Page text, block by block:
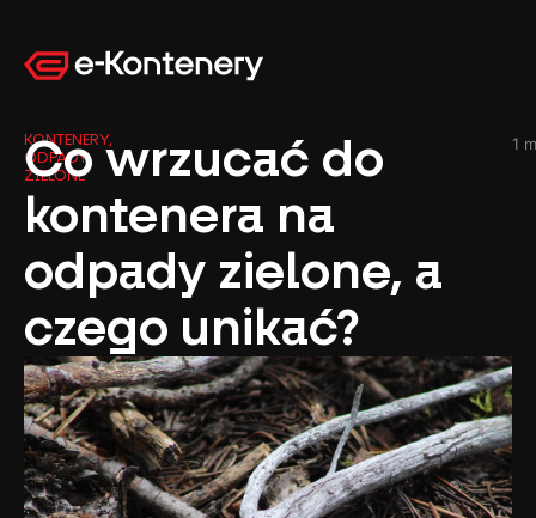
KONTENERY,
ODPADY
ZIELONE
Co wrzucać do
kontenera na
odpady zielone, a
czego unikać?
1